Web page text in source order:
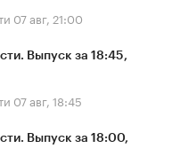
07 авг, 21:00
Выпуск за 18:45,
07 авг, 18:45
Выпуск за 18:00,